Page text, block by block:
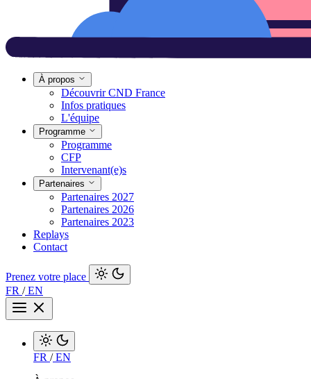
À propos
Découvrir CND France
Infos pratiques
L'équipe
Programme
Programme
CFP
Intervenant(e)s
Partenaires
Partenaires 2027
Partenaires 2026
Partenaires 2023
Replays
Contact
Prenez votre place
FR /EN
FR /EN